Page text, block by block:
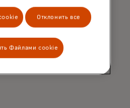
карт могли
как местные,
QR-точек при
Отклонить все
Файлами cookie